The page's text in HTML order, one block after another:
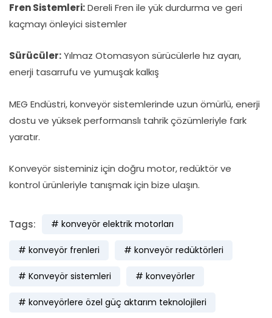
Fren Sistemleri:Dereli Fren ile yük durdurma ve geri
kaçmayı önleyici sistemler
Sürücüler:Yılmaz Otomasyon sürücülerle hız ayarı,
enerji tasarrufu ve yumuşak kalkış
MEG Endüstri, konveyör sistemlerinde uzun ömürlü, enerji
dostu ve yüksek performanslı tahrik çözümleriyle fark
yaratır.
Konveyör sisteminiz için doğru motor, redüktör ve
kontrol ürünleriyle tanışmak için bize ulaşın.
Tags: konveyör elektrik motorları
konveyör frenleri konveyör redüktörleri
Konveyör sistemleri konveyörler
konveyörlere özel güç aktarım teknolojileri